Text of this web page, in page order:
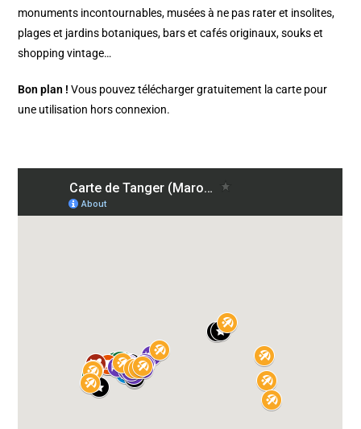
monuments incontournables, musées à ne pas rater et insolites,
plages et jardins botaniques, bars et cafés originaux, souks et
shopping vintage…
Bon plan ! Vous pouvez télécharger gratuitement la carte pour
une utilisation hors connexion.